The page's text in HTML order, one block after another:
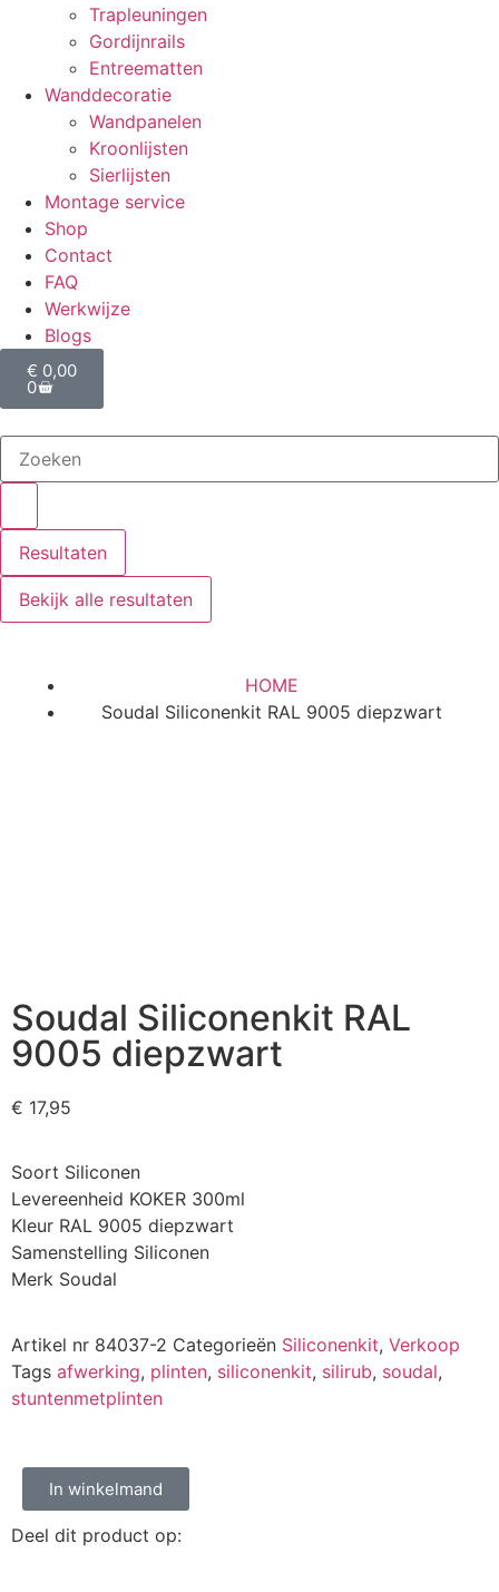
Trapleuningen
Gordijnrails
Entreematten
Wanddecoratie
Wandpanelen
Kroonlijsten
Sierlijsten
Montage service
Shop
Contact
FAQ
Werkwijze
Blogs
€ 0,00
0
Resultaten
Bekijk alle resultaten
HOME
Soudal Siliconenkit RAL 9005 diepzwart
Soudal Siliconenkit RAL
9005 diepzwart
€ 17,95
Soort Siliconen
Levereenheid KOKER 300ml
Kleur RAL 9005 diepzwart
Samenstelling Siliconen
Merk Soudal
Artikel nr 84037-2 Categorieën Siliconenkit, Verkoop
Tags afwerking, plinten, siliconenkit, silirub, soudal,
stuntenmetplinten
In winkelmand
Deel dit product op: